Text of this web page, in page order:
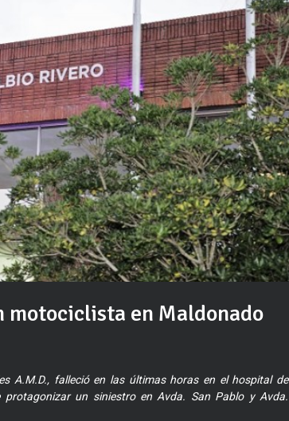
motociclista en Maldonado
A.M.D., falleció en las últimas horas en el hospital de
un siniestro en Avda. San Pablo y Avda.